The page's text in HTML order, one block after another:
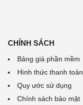
CHÍNH SÁCH
Bảng giá phần mềm
Hình thức thanh toán
Quy ước sử dụng
Chính sách bảo mật